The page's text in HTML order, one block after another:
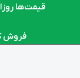
قیمت‌ها
فروش